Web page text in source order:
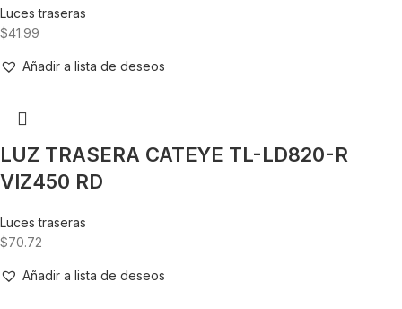
Luces traseras
$41.99
Añadir a lista de deseos
LUZ TRASERA CATEYE TL-LD820-R
VIZ450 RD
Luces traseras
$70.72
Añadir a lista de deseos